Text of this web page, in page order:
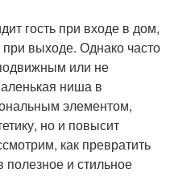
гость при входе в дом,
выходе. Однако часто
или не
ниша в
элементом,
но и повысит
как превратить
и стильное